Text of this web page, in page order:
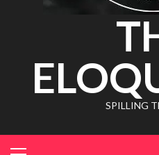
SPILLING